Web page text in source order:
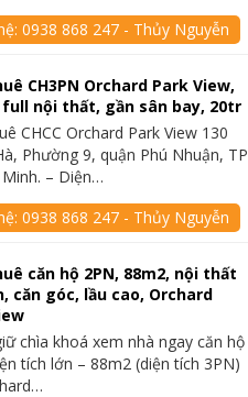
0938 868 247 - Thủy Nguyễn
CH3PN Orchard Park View,
full nội thất, gần sân bay, 20tr
CHCC Orchard Park View 130
Phường 9, quận Phú Nhuận, TP
Minh. – Diện…
0938 868 247 - Thủy Nguyễn
căn hộ 2PN, 88m2, nội thất
căn góc, lầu cao, Orchard
chìa khoá xem nhà ngay căn hộ
tích lớn – 88m2 (diện tích 3PN)